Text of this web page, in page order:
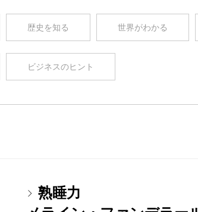
歴史を知る 世界がわかる
ビジネスのヒント
熟睡力